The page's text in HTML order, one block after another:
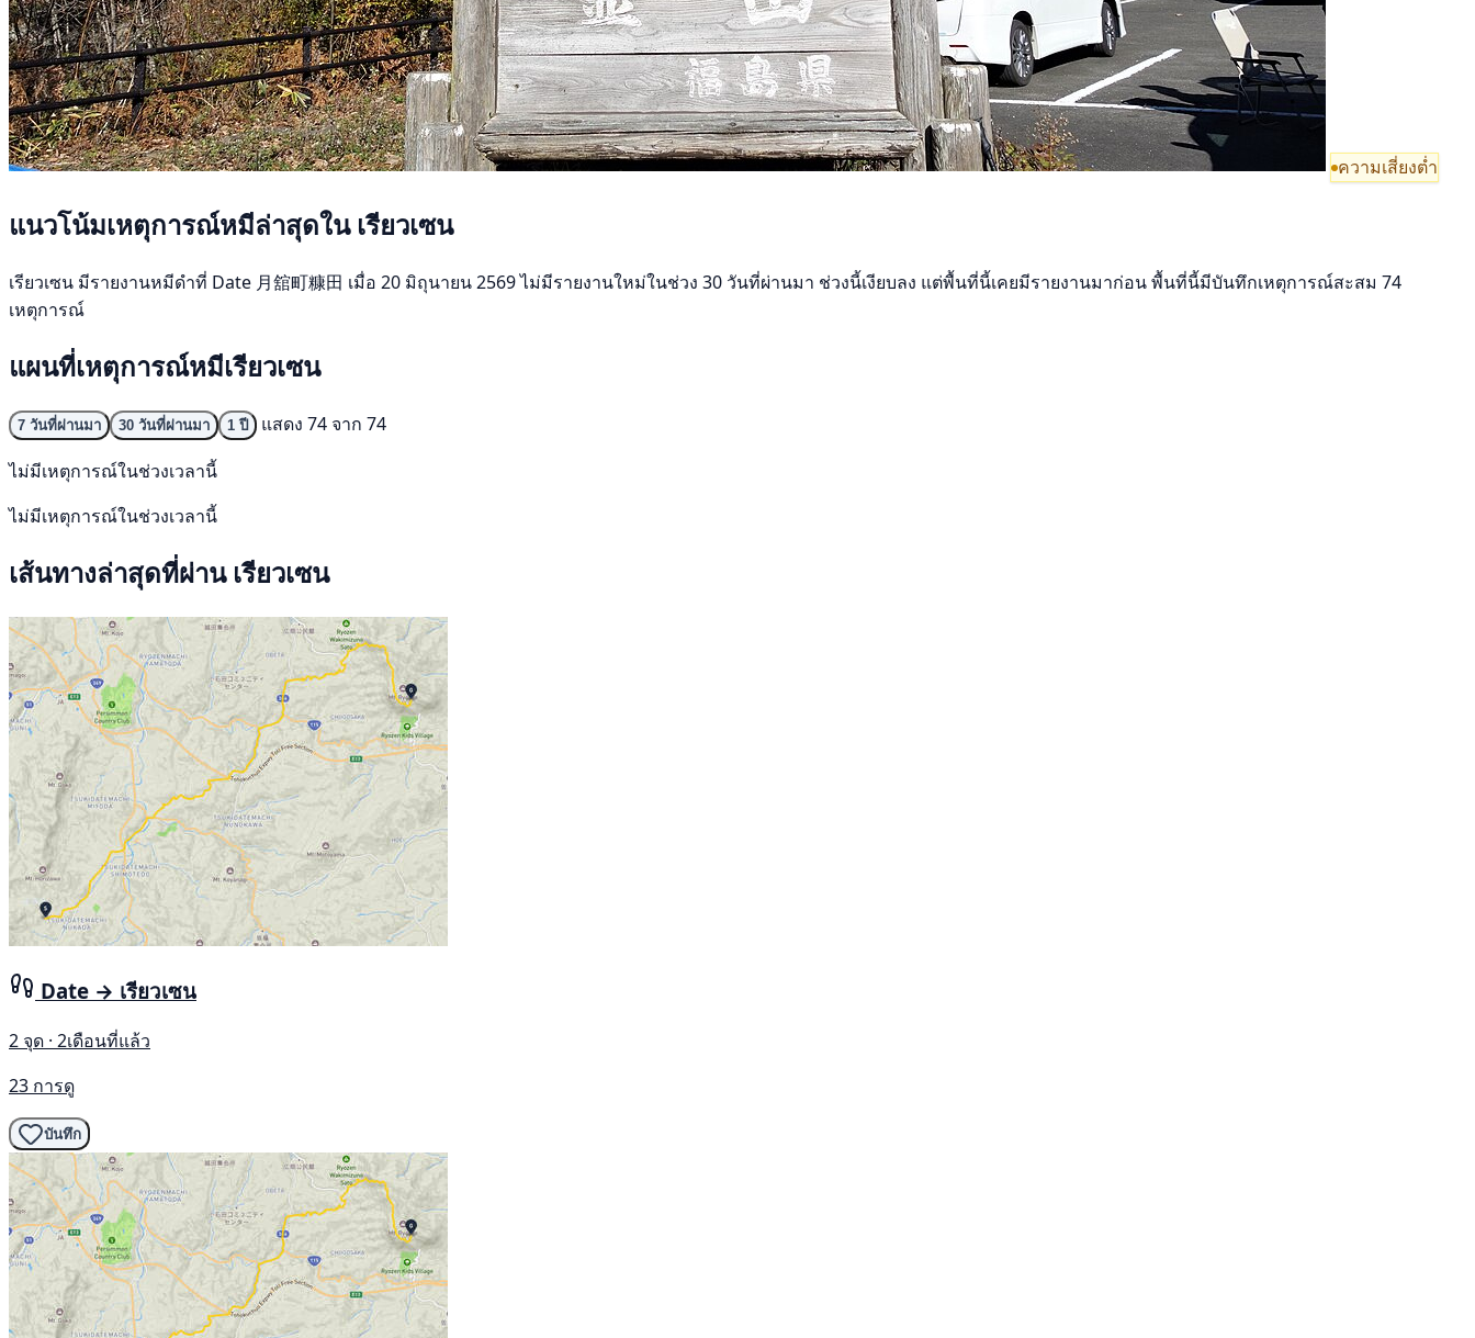
ความเสี่ยงต่ำ
แนวโน้มเหตุการณ์หมีล่าสุดใน เรียวเซน
เรียวเซน มีรายงานหมีดำที่ Date 月舘町糠田 เมื่อ 20 มิถุนายน 2569 ไม่มีรายงานใหม่ในช่วง 30 วันที่ผ่านมา ช่วงนี้เงียบลง แต่พื้นที่นี้เคยมีรายงานมาก่อน พื้นที่นี้มีบันทึกเหตุการณ์สะสม 74
เหตุการณ์
แผนที่เหตุการณ์หมีเรียวเซน
7 วันที่ผ่านมา 30 วันที่ผ่านมา 1 ปี
แสดง 74 จาก 74
ไม่มีเหตุการณ์ในช่วงเวลานี้
ไม่มีเหตุการณ์ในช่วงเวลานี้
เส้นทางล่าสุดที่ผ่าน เรียวเซน
Date → เรียวเซน
2 จุด · 2เดือนที่แล้ว
23 การดู
บันทึก